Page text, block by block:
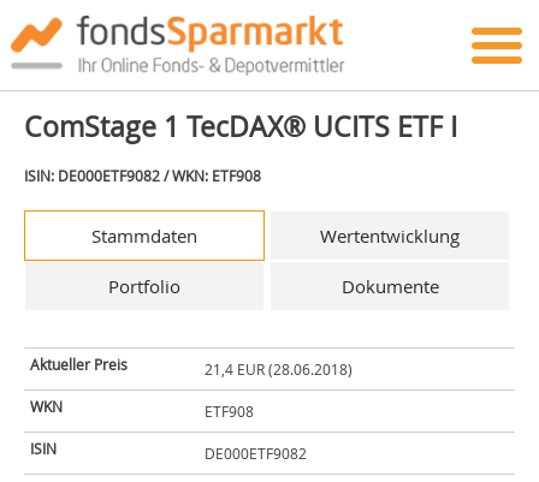
ComStage 1 TecDAX® UCITS ETF I
ISIN: DE000ETF9082 / WKN: ETF908
Stammdaten Wertentwicklung
Portfolio Dokumente
Aktueller Preis
21,4 EUR (28.06.2018)
WKN
ETF908
ISIN
DE000ETF9082